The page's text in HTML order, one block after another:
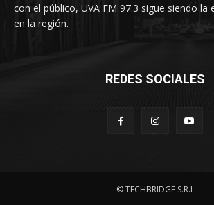
con el público, UVA FM 97.3 sigue siendo la
en la región.
REDES SOCIALES
© TECHBRIDGE S.R.L